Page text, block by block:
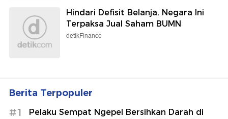
Hindari Defisit Belanja, Negara Ini
Terpaksa Jual Saham BUMN
detikFinance
Berita Terpopuler
#1
Pelaku Sempat Ngepel Bersihkan Darah di